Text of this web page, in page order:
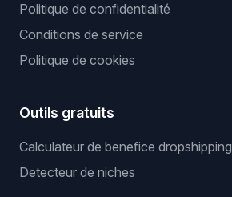
Politique de confidentialité
Conditions de service
Politique de cookies
Outils gratuits
Calculateur de benefice dropshipping
Detecteur de niches